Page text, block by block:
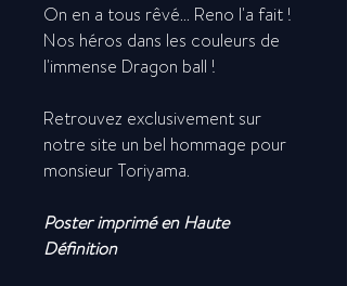
On en a tous rêvé... Reno l'a fait !
Nos héros dans les couleurs de
l'immense Dragon ball !
Retrouvez exclusivement sur
notre site un bel hommage pour
monsieur Toriyama.
Poster imprimé en Haute
Définition